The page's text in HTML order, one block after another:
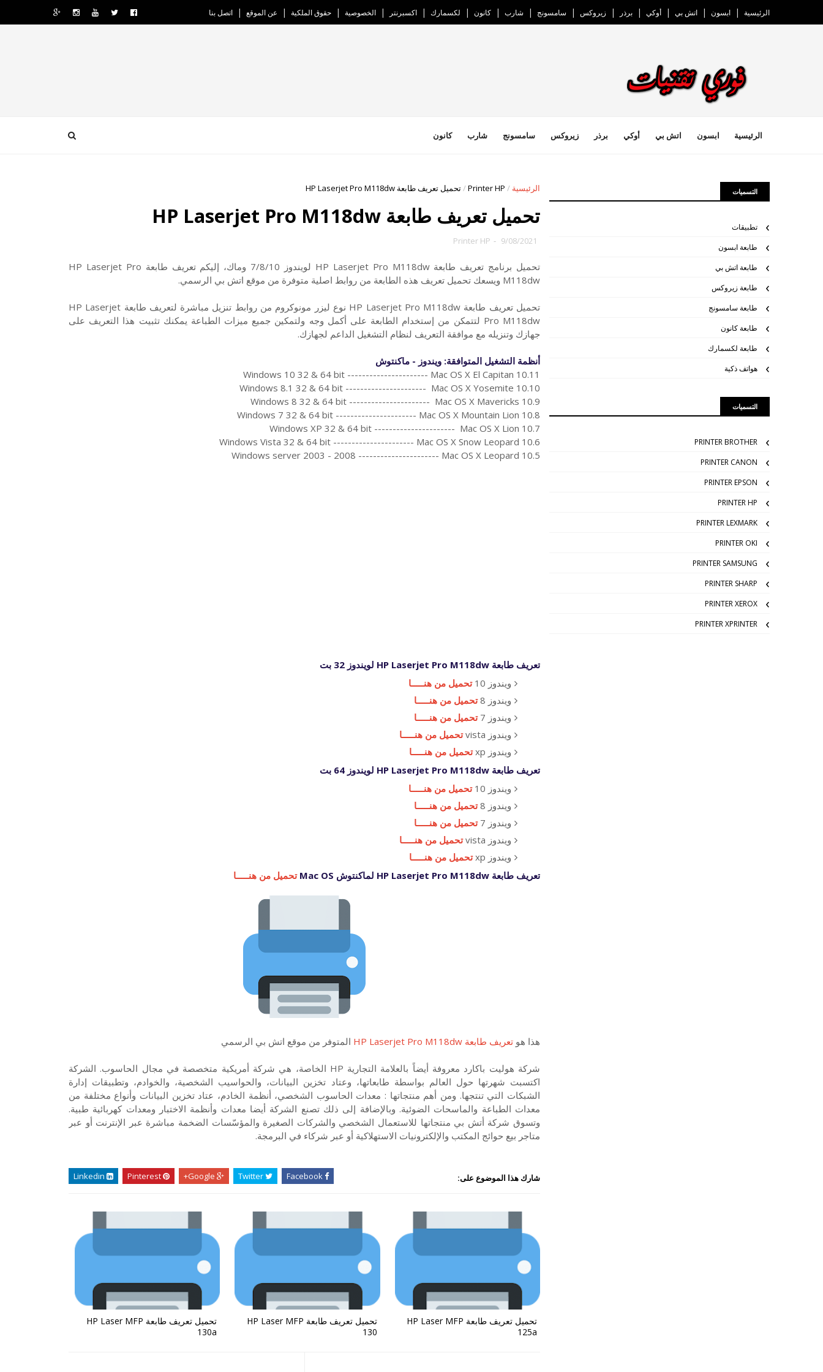
الرئيسية ابسون اتش بي أوكي برذر زيروكس سامسونج شارب كانون لكسمارك اكسبرنتر الخصوصية حقوق الملكية عن الموقع اتصل بنا
الرئيسية ابسون اتش بي أوكي برذر زيروكس سامسونج شارب كانون
الرئيسية /
Printer HP
/تحميل تعريف طابعة HP Laserjet Pro M118dw
تحميل تعريف طابعة HP Laserjet Pro M118dw
9/08/2021
-
Printer HP
تحميل برنامج تعريف طابعة HP Laserjet Pro M118dw لويندوز 7/8/10 وماك،
إليكم تعريف طابعة HP Laserjet Pro
M118dw ويسعك تحميل تعريف هذه الطابعة من روابط اصلية متوفرة من موقع اتش بي الرسمي.
تحميل تعريف طابعة HP Laserjet Pro M118dw نوع ليزر مونوكروم من روابط تنزيل مباشرة لتعريف طابعة HP Laserjet
Pro M118dw لتتمكن من إستخدام الطابعة على أكمل وجه ولتمكين جميع ميزات الطباعة يمكنك تثبيت هذا التعريف على
جهازك وتنزيله مع موافقة التعريف لنظام التشغيل الداعم لجهازك.
أنظمة التشغيل المتوافقة: ويندوز - ماكنتوش
Windows 10 32 & 64 bit ---------------------- Mac OS X El Capitan 10.11
Windows 8.1 32 & 64 bit ---------------------- Mac OS X Yosemite 10.10
Windows 8 32 & 64 bit ---------------------- Mac OS X Mavericks 10.9
Windows 7 32 & 64 bit ---------------------- Mac OS X Mountain Lion 10.8
Windows XP 32 & 64 bit ---------------------- Mac OS X Lion 10.7
Windows Vista 32 & 64 bit ---------------------- Mac OS X Snow Leopard 10.6
Windows server 2003 - 2008 ---------------------- Mac OS X Leopard 10.5
تعريف طابعة HP Laserjet Pro M118dw لويندوز 32 بت
ويندوز 10
تحميل من هنـــــا
ويندوز 8
تحميل من هنـــــا
ويندوز 7
تحميل من هنـــــا
ويندوز vista
تحميل من هنـــــا
ويندوز xp
تحميل من هنـــــا
تعريف طابعة HP Laserjet Pro M118dw لويندوز 64 بت
ويندوز 10
تحميل من هنـــــا
ويندوز 8
تحميل من هنـــــا
ويندوز 7
تحميل من هنـــــا
ويندوز vista
تحميل من هنـــــا
ويندوز xp
تحميل من هنـــــا
تعريف طابعة HP Laserjet Pro M118dw لماكنتوش Mac OS
تحميل من هنـــــا
هذا هو تعريف طابعة HP Laserjet Pro M118dw المتوفر من موقع اتش بي الرسمي
شركة هوليت باكارد معروفة أيضاً بالعلامة التجارية HP الخاصة، هي شركة أمريكية متخصصة في مجال الحاسوب. الشركة
اكتسبت شهرتها حول العالم بواسطة طابعاتها، وعتاد تخزين البيانات، والحواسيب الشخصية، والخوادم، وتطبيقات إدارة
الشبكات التي تنتجها. ومن أهم منتجاتها : معدات الحاسوب الشخصي، أنظمة الخادم، عتاد تخزين البيانات وأنواع مختلفة من
معدات الطباعة والماسحات الضوئية. وبالإضافة إلى ذلك تصنع الشركة أيضا معدات وأنظمة الاختبار ومعدات كهربائية طبية.
وتسوق شركة أتش بي منتجاتها للاستعمال الشخصي والشركات الصغيرة والمؤسّسات الضخمة مباشرة عبر الإنترنت أو عبر
متاجر بيع حوائج المكتب والإلكترونيات الاستهلاكية أو عبر شركاء في البرمجة.
شارك هذا الموضوع على:
تحميل تعريف طابعة HP Laser MFP
125a
تحميل تعريف طابعة HP Laser MFP
130
تحميل تعريف طابعة HP Laser MFP
130a
التسميات
تطبيقات
طابعة ابسون
طابعة اتش بي
طابعة زيروكس
طابعة سامسونج
طابعة كانون
طابعة لكسمارك
هواتف ذكية
التسميات
PRINTER BROTHER
PRINTER CANON
PRINTER EPSON
PRINTER HP
PRINTER LEXMARK
PRINTER OKI
PRINTER SAMSUNG
PRINTER SHARP
PRINTER XEROX
PRINTER XPRINTER